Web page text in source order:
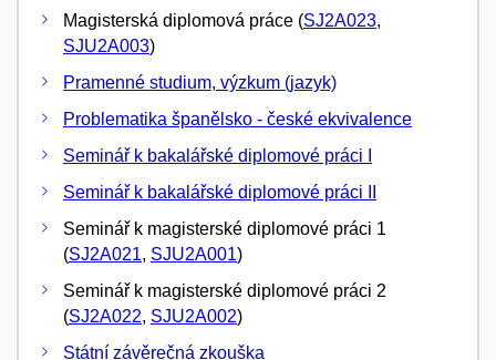
Magisterská diplomová práce (SJ2A023,
SJU2A003)
Pramenné studium, výzkum (jazyk)
Problematika španělsko - české ekvivalence
Seminář k bakalářské diplomové práci I
Seminář k bakalářské diplomové práci II
Seminář k magisterské diplomové práci 1
(SJ2A021, SJU2A001)
Seminář k magisterské diplomové práci 2
(SJ2A022, SJU2A002)
Státní závěrečná zkouška